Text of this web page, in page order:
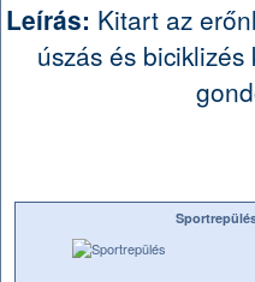
Leírás: Kitart az
úszás és